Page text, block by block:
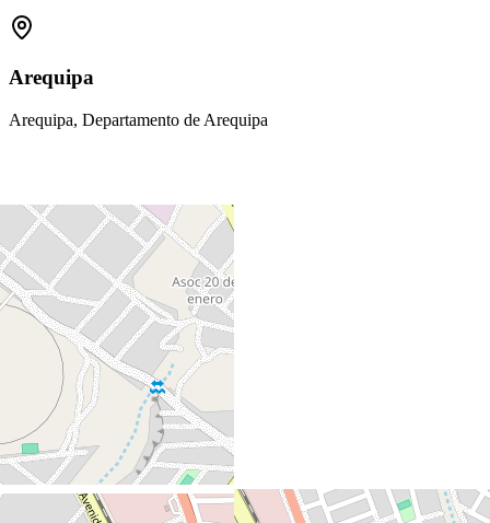
Arequipa
Arequipa, Departamento de Arequipa